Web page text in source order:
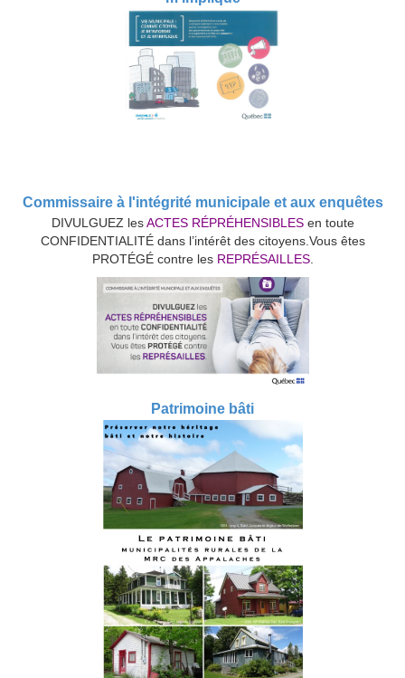
Commissaire à l'intégrité municipale et aux enquêtes
DIVULGUEZ lesACTES RÉPRÉHENSIBLESen toute
CONFIDENTIALITÉ dans l’intérêt des citoyens.Vous êtes
PROTÉGÉ contre les REPRÉSAILLES.
Patrimoine bâti